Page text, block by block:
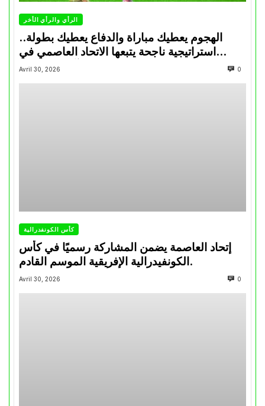
الرأي والرأي الأخر
الهجوم يعطيك مباراة والدفاع يعطيك بطولة..
استراتيجية ناجحة يتبعها الاتحاد العاصمي في
تتويجاته آخر السنوات
Avril 30, 2026 0
كأس الكونفدرالية
إتحاد العاصمة يضمن المشاركة رسميًا في كأس
الكونفيدرالية الإفريقية الموسم القادم.
Avril 30, 2026 0